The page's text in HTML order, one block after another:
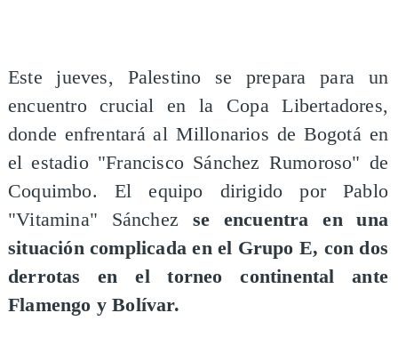
Este jueves, Palestino se prepara para un
encuentro crucial en la Copa Libertadores,
donde enfrentará al Millonarios de Bogotá en
el estadio "Francisco Sánchez Rumoroso" de
Coquimbo. El equipo dirigido por Pablo
"Vitamina" Sánchez se encuentra en una
situación complicada en el Grupo E, con dos
derrotas en el torneo continental ante
Flamengo y Bolívar.